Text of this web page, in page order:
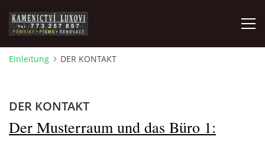
Einleitung DER KONTAKT
DER KONTAKT
Der Musterraum und das Büro 1: